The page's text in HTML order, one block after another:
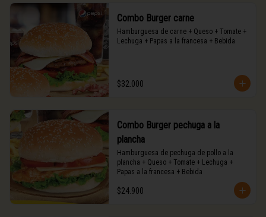
Combo Burger carne
Hamburguesa de carne + Queso + Tomate +
Lechuga + Papas a la francesa + Bebida
$32.000
Combo Burger pechuga a la
plancha
Hamburguesa de pechuga de pollo a la
plancha + Queso + Tomate + Lechuga +
Papas a la francesa + Bebida
$24.900